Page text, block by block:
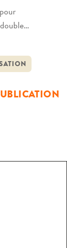
membres de
effet
œuvre du
[…]